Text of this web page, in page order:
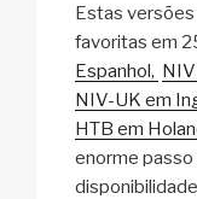
Estas
favoritas em
Espanhol,
NIV-UK em
HTB em
enorme passo